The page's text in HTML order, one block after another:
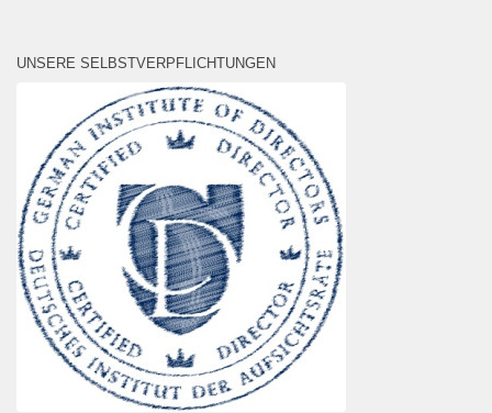
UNSERE SELBSTVERPFLICHTUNGEN